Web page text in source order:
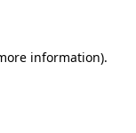
information).